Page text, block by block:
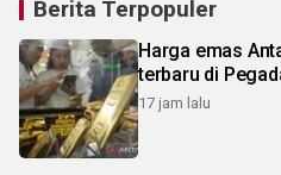
Berita Terpopuler
Harga emas
terbaru di
17 jam lalu